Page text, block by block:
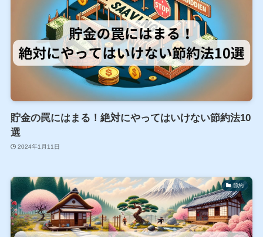
貯金の罠にはまる！絶対にやってはいけない節約法10
選
2024年1月11日
節約